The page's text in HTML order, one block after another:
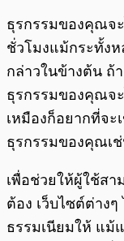
ธุรกรรมของคุณจ
ชั่วโมงแม้กระทั้ง
กล่าวในข้างต้น ถ้
ธุรกรรมของคุณจ
เหมืองก็อยากที่จะ
ธุรกรรมของคุณเ
เพื่อช่วยให้ผู้ใช้สา
ต้อง เว็บไซต์ต่าง
ธรรมเนียมให้ แ